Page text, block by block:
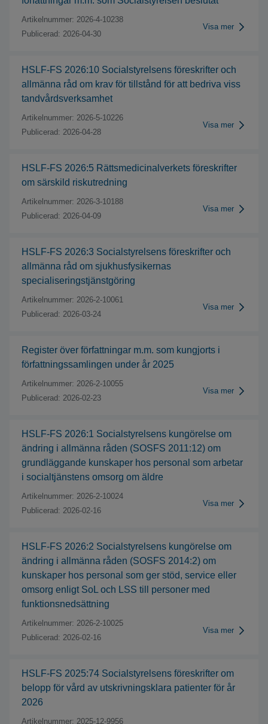
Artikelnummer: 2026-4-10238
Publicerad: 2026-04-30
Visa mer
HSLF-FS 2026:10 Socialstyrelsens föreskrifter och
allmänna råd om krav för tillstånd för att bedriva viss
tandvårdsverksamhet
Artikelnummer: 2026-5-10226
Publicerad: 2026-04-28
Visa mer
HSLF-FS 2026:5 Rättsmedicinalverkets föreskrifter
om särskild riskutredning
Artikelnummer: 2026-3-10188
Publicerad: 2026-04-09
Visa mer
HSLF-FS 2026:3 Socialstyrelsens föreskrifter och
allmänna råd om sjukhusfysikernas
specialiseringstjänstgöring
Artikelnummer: 2026-2-10061
Publicerad: 2026-03-24
Visa mer
Register över författningar m.m. som kungjorts i
författningssamlingen under år 2025
Artikelnummer: 2026-2-10055
Publicerad: 2026-02-23
Visa mer
HSLF-FS 2026:1 Socialstyrelsens kungörelse om
ändring i allmänna råden (SOSFS 2011:12) om
grundläggande kunskaper hos personal som arbetar
i socialtjänstens omsorg om äldre
Artikelnummer: 2026-2-10024
Publicerad: 2026-02-16
Visa mer
HSLF-FS 2026:2 Socialstyrelsens kungörelse om
ändring i allmänna råden (SOSFS 2014:2) om
kunskaper hos personal som ger stöd, service eller
omsorg enligt SoL och LSS till personer med
funktionsnedsättning
Artikelnummer: 2026-2-10025
Publicerad: 2026-02-16
Visa mer
HSLF-FS 2025:74 Socialstyrelsens föreskrifter om
belopp för vård av utskrivningsklara patienter för år
2026
Artikelnummer: 2025-12-9956